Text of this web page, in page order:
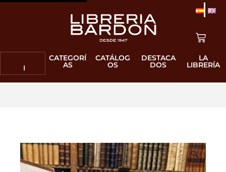
CATEGORÍ
AS
CATÁLOG
OS
DESTACA
DOS
LA
LIBRERÍA
🔍